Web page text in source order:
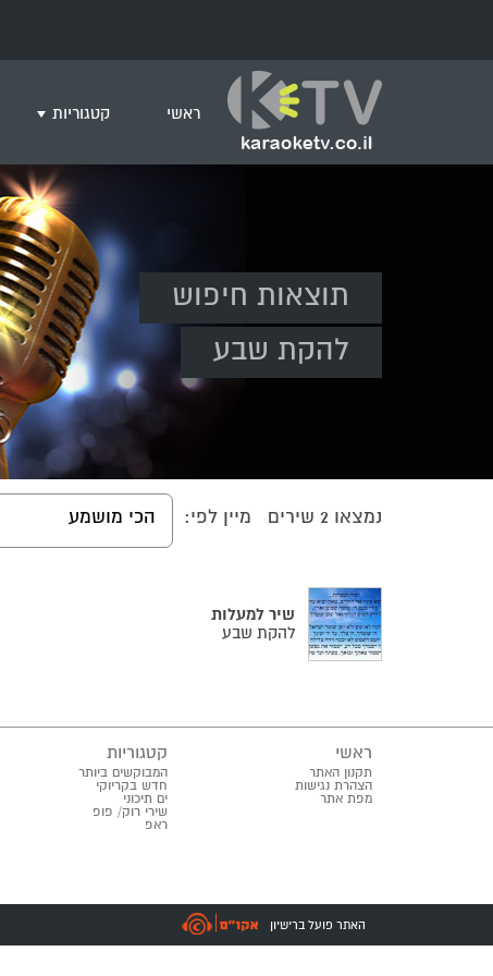
ראשי קטגוריות
שירים לצפייה
חדש בקריוקי
המבוקשים
ים תיכוני
גרסת פסנתר
שירי רוק/פופ
היפ הופ
English songs
שירי ארץ
שירי אירוויזיון
תוצאות חיפוש
להקת שבע
נמצאו 2 שירים מיין לפי: הכי מושמע
שיר למעלות
להקת שבע
ראשי
תקנון האתר
הצהרת נגישות
מפת אתר
קטגוריות
המבוקשים ביותר
חדש בקריוקי
ים תיכוני
שירי רוק/ פופ
ראפ
האתר פועל ברישיון